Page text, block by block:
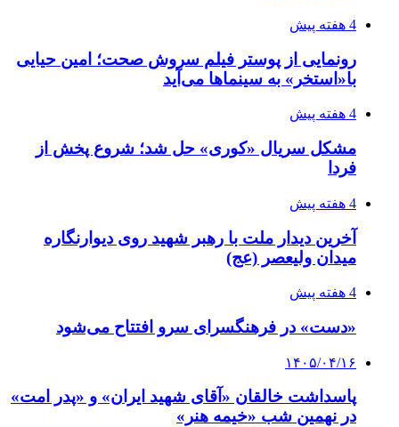
4 هفته پیش
رونمایی از پوستر فیلم سروش صحت؛ امین حیایی
با«استخر» به سینماها می‌آید
4 هفته پیش
مشکل سریال «کوری» حل شد؛ شروع پخش از
فردا
4 هفته پیش
آخرین دیدار ملت با رهبر شهید روی دیوارنگاره
میدان ولیعصر (عج)
4 هفته پیش
«دست» در فرهنگسرای سرو افتتاح می‌شود
۱۴۰۵/۰۴/۱۶
پاسداشت خالقان «آقای شهید ایران» و «پدر امت»
در نهمین شب «خیمه هنر»